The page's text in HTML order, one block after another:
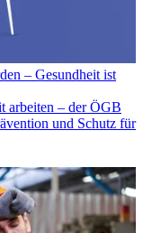
– Gesundheit ist
arbeiten – der ÖGB
und Schutz für